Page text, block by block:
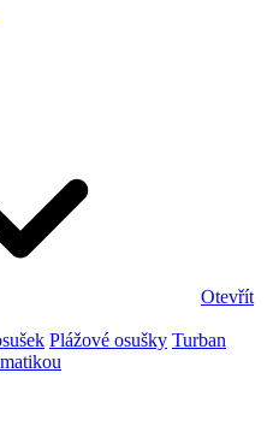
Otevřít
Plážové osušky Turban